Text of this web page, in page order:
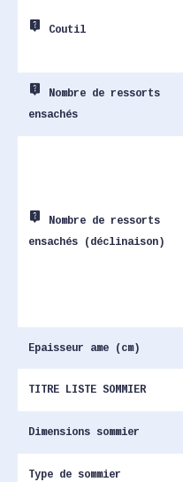
live_help Coutil
live_help
Nombre de ressorts
ensachés
live_help
Nombre de ressorts
ensachés (déclinaison)
Epaisseur ame (cm)
TITRE LISTE SOMMIER
Dimensions sommier
Type de sommier